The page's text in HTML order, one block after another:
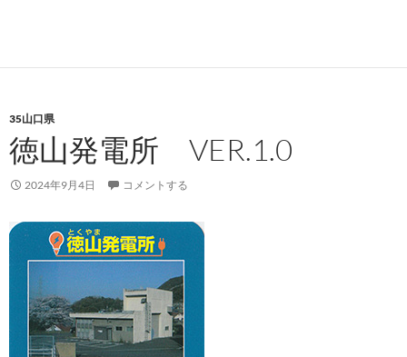
35山口県
徳山発電所 VER.1.0
2024年9月4日 コメントする